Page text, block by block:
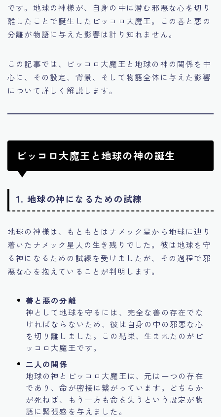
です。地球の神様が、自身の中に潜む邪悪な心を切り
離したことで誕生したピッコロ大魔王。この善と悪の
分離が物語に与えた影響は計り知れません。
この記事では、ピッコロ大魔王と地球の神の関係を中
心に、その設定、背景、そして物語全体に与えた影響
について詳しく解説します。
ピッコロ大魔王と地球の神の誕生
1. 地球の神になるための試練
地球の神様は、もともとはナメック星から地球に辿り
着いたナメック星人の生き残りでした。彼は地球を守
る神になるための試練を受けましたが、その過程で邪
悪な心を抱えていることが判明します。
善と悪の分離
神として地球を守るには、完全な善の存在でな
ければならないため、彼は自身の中の邪悪な心
を切り離しました。この結果、生まれたのがピ
ッコロ大魔王です。
二人の関係
地球の神とピッコロ大魔王は、元は一つの存在
であり、命が密接に繋がっています。どちらか
が死ねば、もう一方も命を失うという設定が物
語に緊張感を与えました。